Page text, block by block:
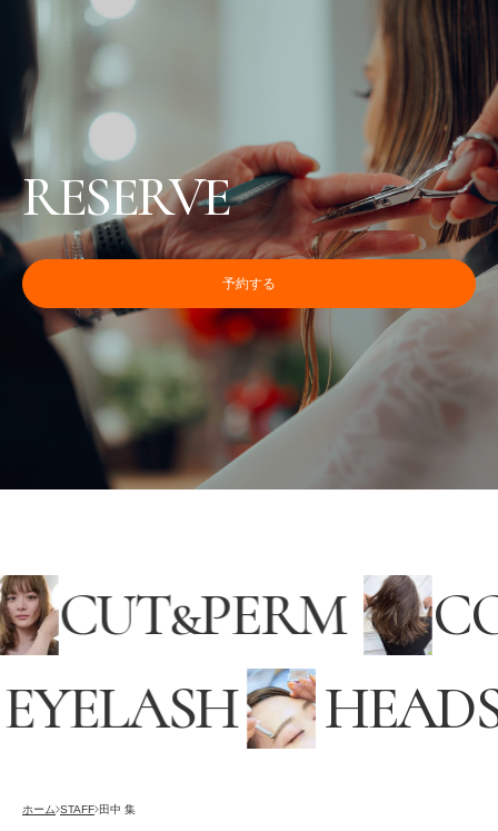
RESERVE
予約する
CUT&PERM
ホーム STAFF 田中 集
RECRUITING
オンラインストア